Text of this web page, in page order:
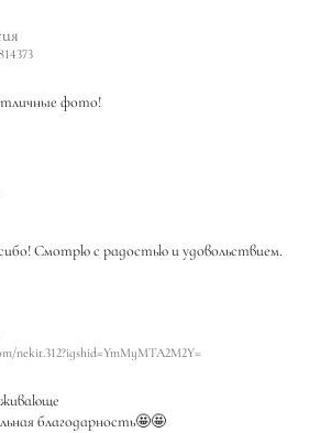
фото!
Смотрю с радостью и удовольствием.
nekit.312?igshid=YmMyMTA2M2Y=
благодарность🤩🤩